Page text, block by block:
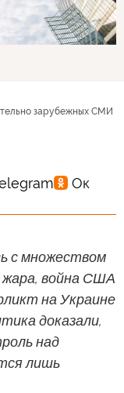
зарубежных СМИ
с множеством
жара, война США
на Украине
доказали,
над
лишь